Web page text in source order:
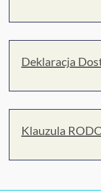
Deklaracja
Klauzula